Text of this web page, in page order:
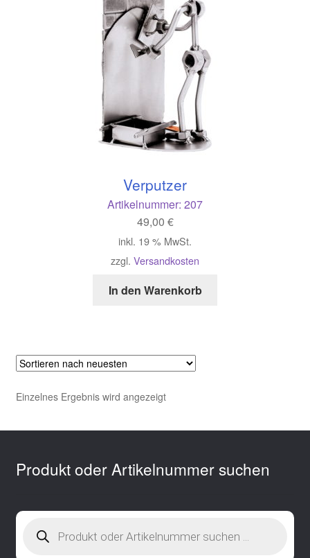
Verputzer
Artikelnummer: 207
49,00 €
inkl. 19 % MwSt.
zzgl. Versandkosten
In den Warenkorb
Einzelnes Ergebnis wird angezeigt
Produkt oder Artikelnummer suchen
search